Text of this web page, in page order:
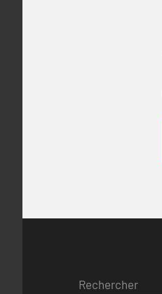
Rechercher